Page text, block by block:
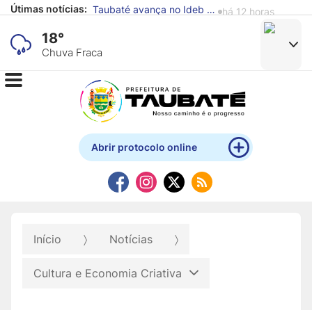
Útimas notícias: Defesa Civil de Taubaté alerta para previsão de chuva e ventos fortes há 12 horas
18°
Chuva Fraca
Abrir protocolo online
Início Notícias
Cultura e Economia Criativa